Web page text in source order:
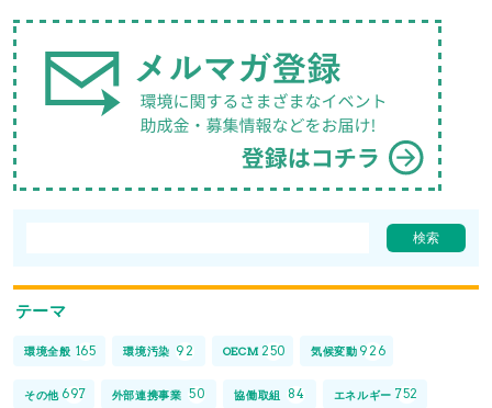
テーマ
環境全般 165 環境汚染 92 OECM 250 気候変動 926
その他 697 外部連携事業 50 協働取組 84 エネルギー 752